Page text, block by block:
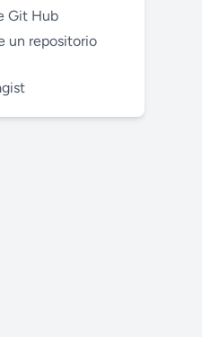
Git Hub
un repositorio